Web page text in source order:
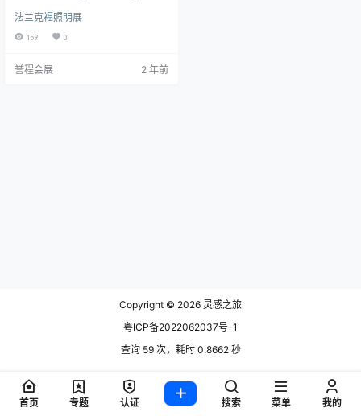
来自众多令人印象深刻的参展商的
最新照明创新。展览会将为您打开
明展的展厅3.0，您可以期待以下令
法兰克福照明展
159 0
誉程会展 2 年前
Copyright © 2026 灵感之旅
粤ICP备2022062037号-1
查询 59 次，耗时 0.8662 秒
首页 专题 认证 搜索 菜单 我的